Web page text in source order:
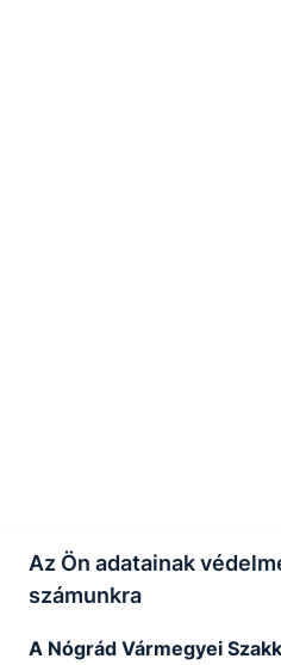
Az Ön adatainak
számunkra
A Nógrád Vármegyei